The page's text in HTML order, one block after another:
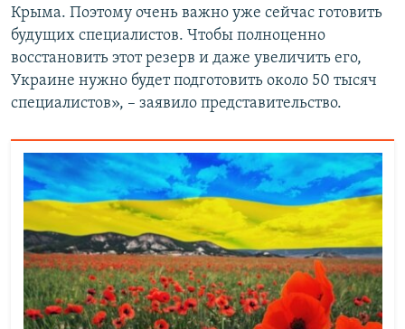
Крыма. Поэтому очень важно уже сейчас готовить
будущих специалистов. Чтобы полноценно
восстановить этот резерв и даже увеличить его,
Украине нужно будет подготовить около 50 тысяч
специалистов», – заявило представительство.